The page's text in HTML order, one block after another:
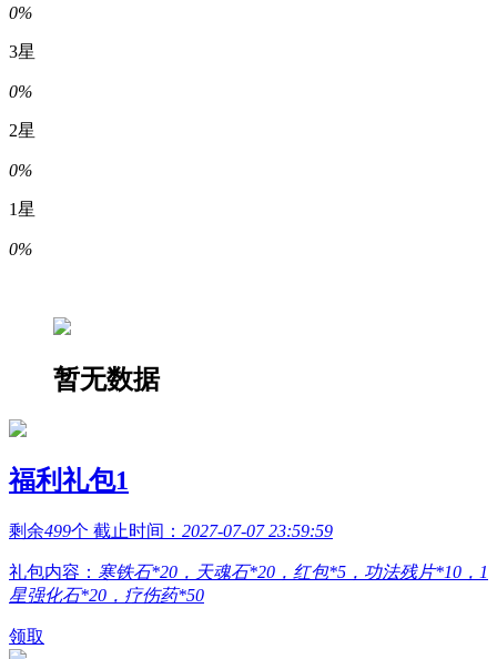
0%
3星
0%
2星
0%
1星
0%
暂无数据
福利礼包1
剩余499个 截止时间： 2027-07-07 23:59:59
礼包内容： 寒铁石*20，天魂石*20，红包*5，功法残片*10，1
星强化石*20，疗伤药*50
领取